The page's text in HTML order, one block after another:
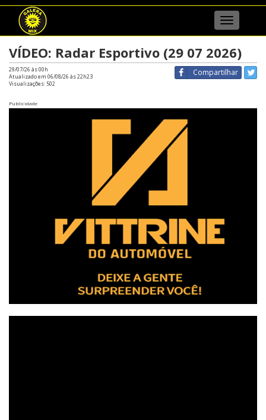
Menu
VÍDEO: Radar Esportivo (29 07 2026)
Compartilhar
29/07/26 às 00h
Atualizado em 06/08/26 às 22h23
Visualizações: 502
Publicidade